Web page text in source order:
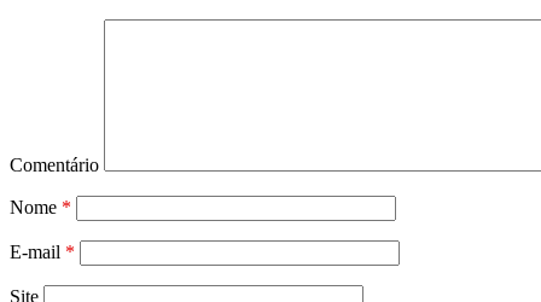
Comentário
Nome *
E-mail *
Site